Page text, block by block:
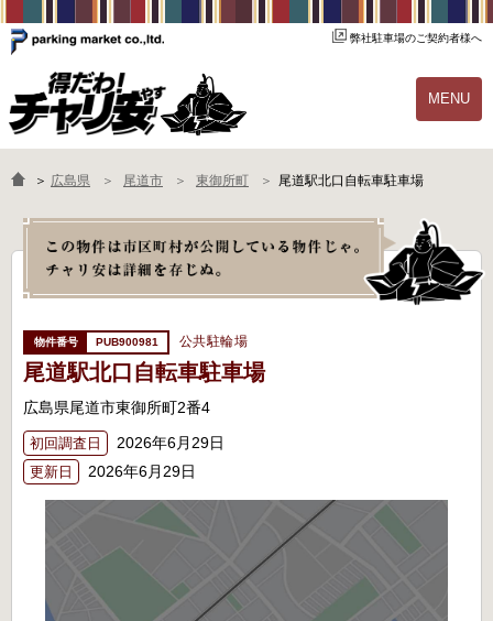
弊社駐車場のご契約者様へ
MENU
物件一覧 ご契約の流れ
よくあるご質問 駐輪場オーナー様へ
＞ 広島県 尾道市 東御所町 尾道駅北口自転車駐車場
PUB900981 公共駐輪場
尾道駅北口自転車駐車場
広島県尾道市東御所町2番4
初回調査日 2026年6月29日
更新日 2026年6月29日